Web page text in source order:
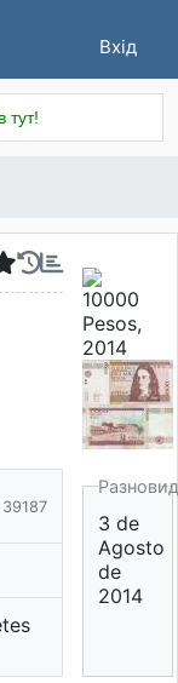
Вхід
тут!
39187
3 de
Agosto
de
2014